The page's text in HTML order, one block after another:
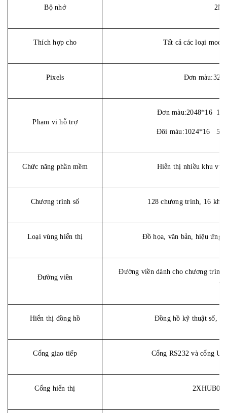
Bộ nhớ
Thích hợp cho Tất cả các loại
Pixels Đơn màu
Phạm vi hỗ trợ
Đơn màu:2048*16
Đôi màu:1024*16
Chức năng phần mềm Hiển thị nhiều khu
Chương trình số 128 chương trình, 16
Loại vùng hiển thị Đồ họa, văn bản, hiệu
Đường viền
Đường viền dành cho chương
Hiển thị đồng hồ Đồng hồ kỹ thuật số,
Cổng giao tiếp Cổng RS232 và cổng
Cổng hiển thị